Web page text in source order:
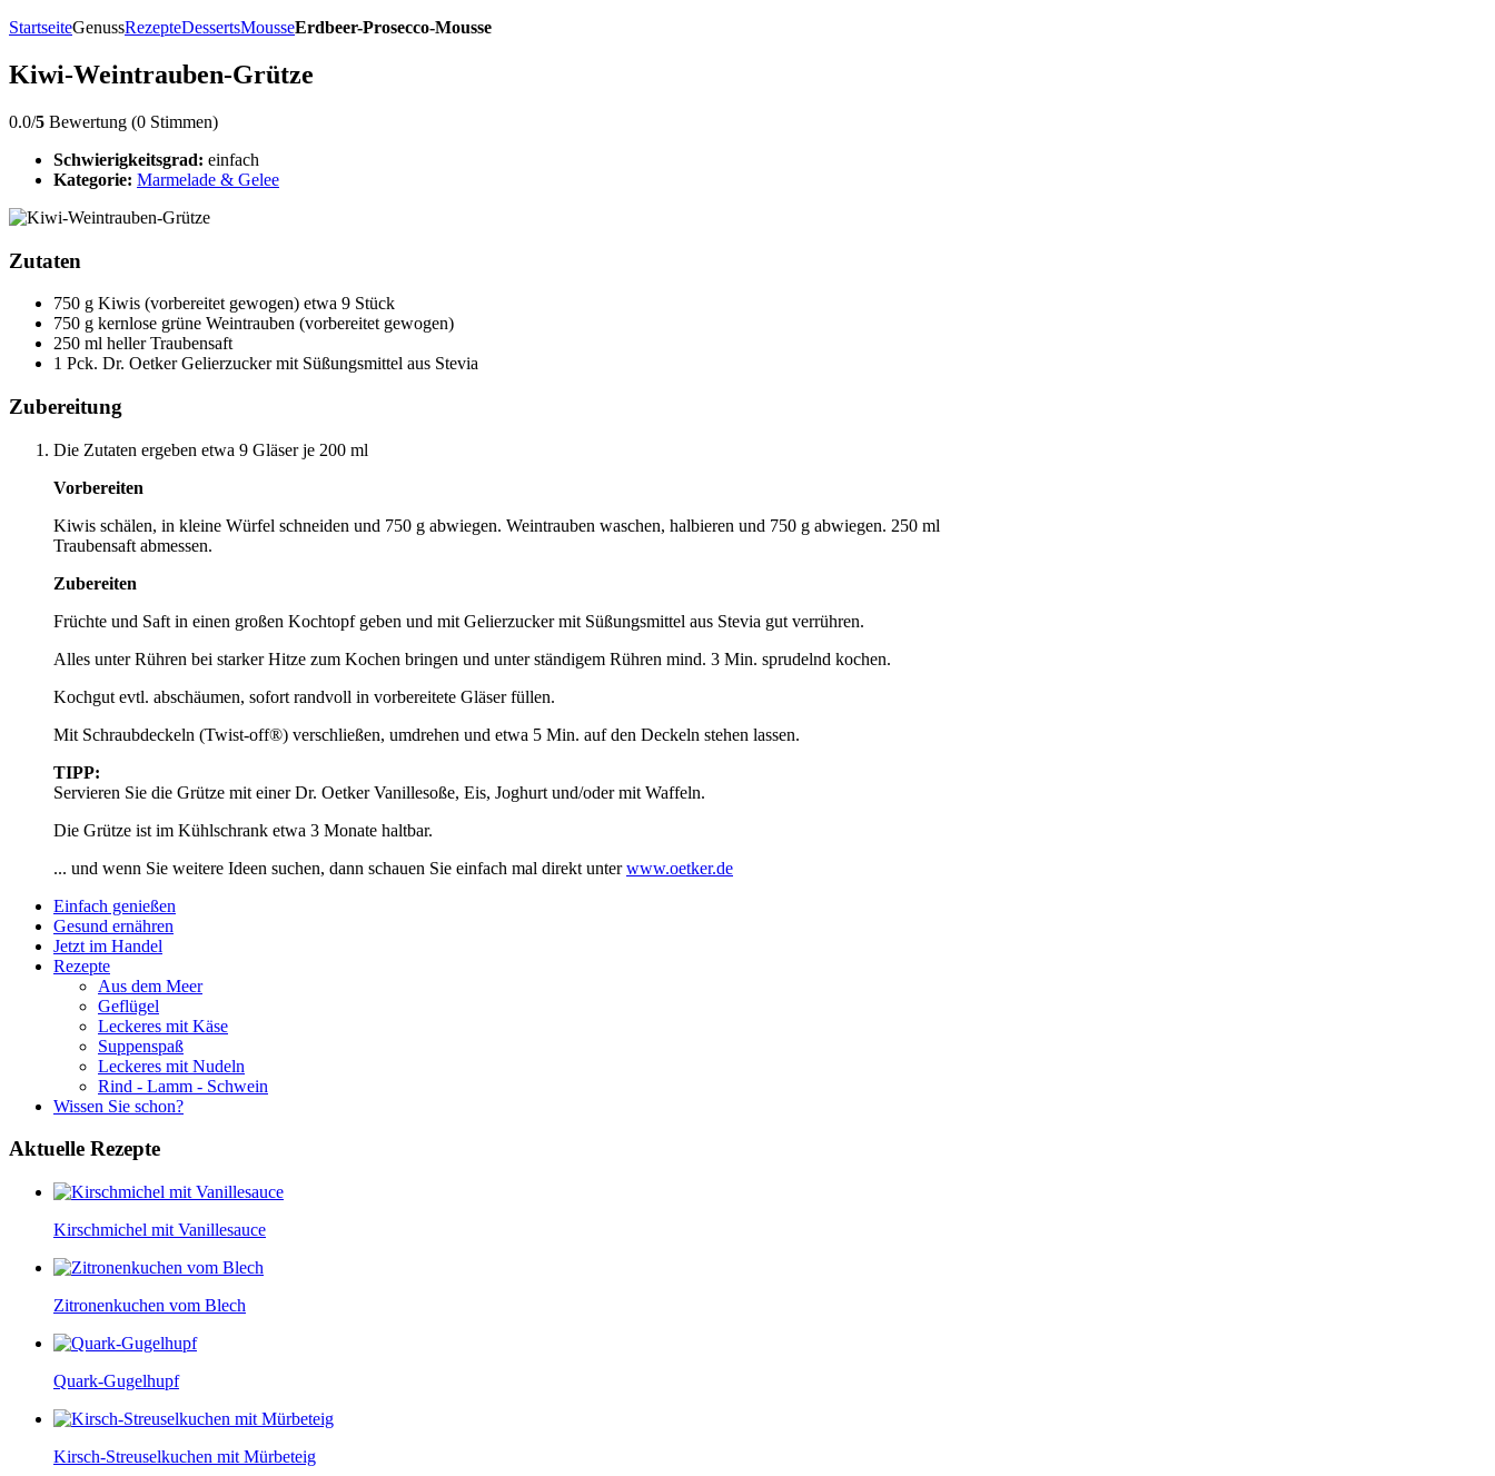
StartseiteGenussRezepteDessertsMousseErdbeer-Prosecco-Mousse
Kiwi-Weintrauben-Grütze
0.0/5 Bewertung (0 Stimmen)
Schwierigkeitsgrad: einfach
Kategorie: Marmelade & Gelee
Zutaten
750 g Kiwis (vorbereitet gewogen) etwa 9 Stück
750 g kernlose grüne Weintrauben (vorbereitet gewogen)
250 ml heller Traubensaft
1 Pck. Dr. Oetker Gelierzucker mit Süßungsmittel aus Stevia
Zubereitung
Die Zutaten ergeben etwa 9 Gläser je 200 ml
Vorbereiten
Kiwis schälen, in kleine Würfel schneiden und 750 g abwiegen. Weintrauben waschen, halbieren und 750 g abwiegen. 250 ml
Traubensaft abmessen.
Zubereiten
Früchte und Saft in einen großen Kochtopf geben und mit Gelierzucker mit Süßungsmittel aus Stevia gut verrühren.
Alles unter Rühren bei starker Hitze zum Kochen bringen und unter ständigem Rühren mind. 3 Min. sprudelnd kochen.
Kochgut evtl. abschäumen, sofort randvoll in vorbereitete Gläser füllen.
Mit Schraubdeckeln (Twist-off®) verschließen, umdrehen und etwa 5 Min. auf den Deckeln stehen lassen.
TIPP:
Servieren Sie die Grütze mit einer Dr. Oetker Vanillesoße, Eis, Joghurt und/oder mit Waffeln.
Die Grütze ist im Kühlschrank etwa 3 Monate haltbar.
... und wenn Sie weitere Ideen suchen, dann schauen Sie einfach mal direkt unterwww.oetker.de
Einfach genießen
Gesund ernähren
Jetzt im Handel
Rezepte
Aus dem Meer
Geflügel
Leckeres mit Käse
Suppenspaß
Leckeres mit Nudeln
Rind - Lamm - Schwein
Wissen Sie schon?
Aktuelle Rezepte
Kirschmichel mit Vanillesauce
Zitronenkuchen vom Blech
Quark-Gugelhupf
Kirsch-Streuselkuchen mit Mürbeteig